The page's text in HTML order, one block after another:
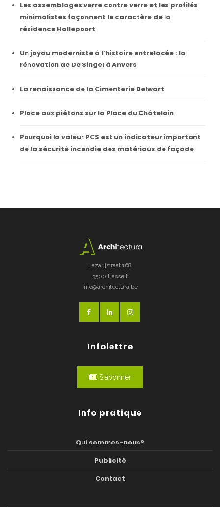
Les assemblages verre contre verre et les profilés
minimalistes façonnent le caractère de la
résidence Hallepoort
Un joyau moderniste à l’histoire entrelacée : la
rénovation de De Singel à Anvers
La renaissance de la Cimenterie Delwart
Place aux piétons sur la Place du Châtelain
Pourquoi la valeur PCS est un indicateur important
de la sécurité incendie des matériaux de façade
Lazarijstraat 168
3500 Hasselt
info@architectura.be
Infolettre
S'abonner
Info pratique
Qui sommes-nous?
Publicité
Contact